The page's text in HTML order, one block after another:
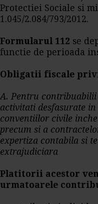
Protectiei Sociale si
1.045/2.084/793/2012.
Formularul 112 se
functie de perioada
Obligatii fiscale
A. Pentru
activitati desfasurate
conventiilor civile
precum si a
expertiza contabila si
extrajudiciara
Platitorii acestor
urmatoarele